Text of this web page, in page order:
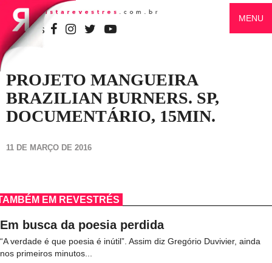
SIGA-NOS
MENU
PROJETO MANGUEIRA
BRAZILIAN BURNERS. SP,
DOCUMENTÁRIO, 15MIN.
11 DE MARÇO DE 2016
EM REVESTRÉS
Em busca da poesia perdida
“A verdade é que poesia é inútil”. Assim diz Gregório Duvivier, ainda
nos primeiros minutos...